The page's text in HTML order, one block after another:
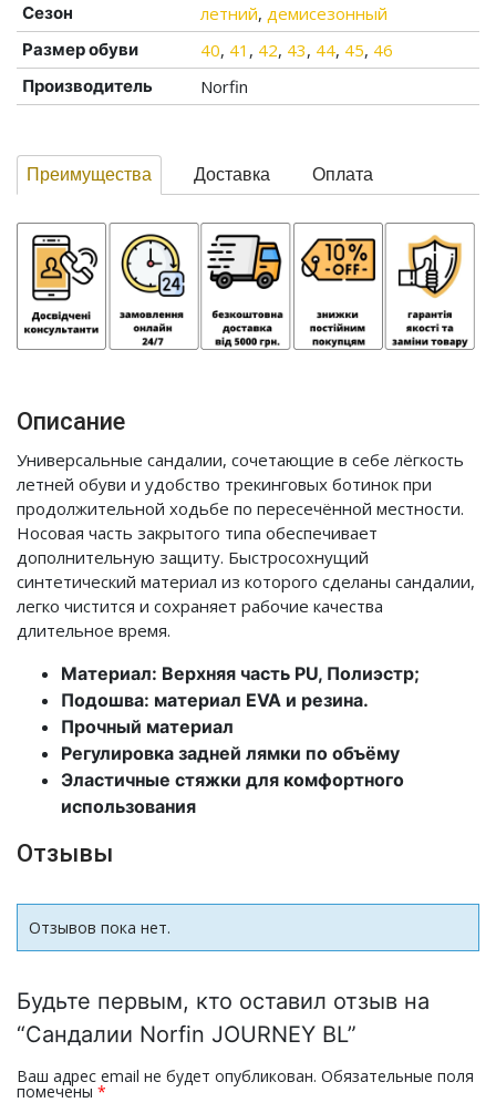
Сезон летний, демисезонный
Размер обуви 40, 41 , 42, 43, 44, 45, 46
Производитель Norfin
Преимущества Доставка Оплата
Описание
Универсальные сандалии, сочетающие в себе лёгкость
летней обуви и удобство трекинговых ботинок при
продолжительной ходьбе по пересечённой местности.
Носовая часть закрытого типа обеспечивает
дополнительную защиту. Быстросохнущий
синтетический материал из которого сделаны сандалии,
легко чистится и сохраняет рабочие качества
длительное время.
Материал: Верхняя часть PU, Полиэстр;
Подошва: материал EVA и резина.
Прочный материал
Регулировка задней лямки по объёму
Эластичные стяжки для комфортного
использования
Отзывы
Отзывов пока нет.
Будьте первым, кто оставил отзыв на
“Сандалии Norfin JOURNEY BL”
Ваш адрес email не будет опубликован. Обязательные поля
помечены *